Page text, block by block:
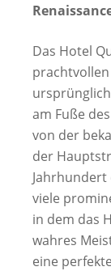
Das Hotel
am Fuße
von der
der
viele
in dem das
wahres
eine